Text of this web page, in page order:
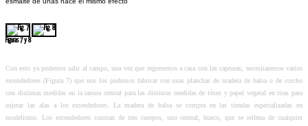
Figuras 7 y 8
Con esto ya podemos salir al campo, una vez que regresemos a casa con las capturas, necesitaremos varios
extendedores (Figura 7) que nos los podemos fabricar con unas planchas de madera de balsa o de corcho
con distintas medidas en la ranura central para las distintas medidas de tórax y papel vegetal en tiras para
sujetar las alas a los extendedores. La madera de balsa se compra en las tiendas especializadas en
modelismo. Los extendedores constan de tres cuerpos, uno central, hueco, que se rellena de cualquier